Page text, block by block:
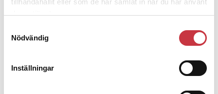
deras tjänster.
Nödvändig
Inställningar